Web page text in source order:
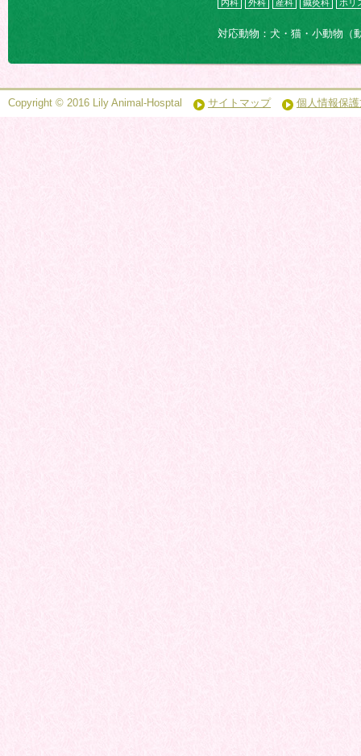
内科 外科 産科 鍼灸科 ホリ
対応動物：犬・猫・小動物（
Copyright © 2016 Lily Animal-Hosptal サイトマップ 個人情報保